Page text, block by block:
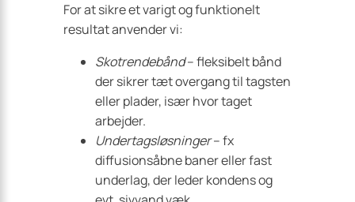
For at sikre et varigt og funktionelt
resultat anvender vi:
Skotrendebånd– fleksibelt bånd
der sikrer tæt overgang til tagsten
eller plader, især hvor taget
arbejder.
Undertagsløsninger– fx
diffusionsåbne baner eller fast
underlag, der leder kondens og